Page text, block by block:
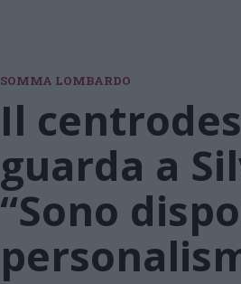
SOMMA LOMBARDO
Il
guarda a
“Sono